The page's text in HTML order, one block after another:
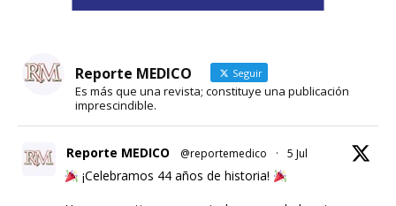
Reporte MEDICO Seguir
Es más que una revista; constituye una publicación
imprescindible.
Reporte MEDICO @reportemedico · 5 Jul
¡Celebramos 44 años de historia!